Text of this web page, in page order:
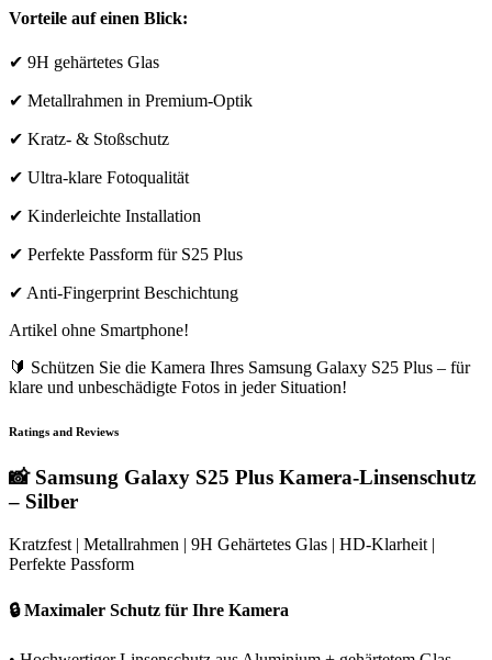
Vorteile auf einen Blick:
✔ 9H gehärtetes Glas
✔ Metallrahmen in Premium-Optik
✔ Kratz- & Stoßschutz
✔ Ultra-klare Fotoqualität
✔ Kinderleichte Installation
✔ Perfekte Passform für S25 Plus
✔ Anti-Fingerprint Beschichtung
Artikel ohne Smartphone!
🔰 Schützen Sie die Kamera Ihres Samsung Galaxy S25 Plus – für
klare und unbeschädigte Fotos in jeder Situation!
Ratings and Reviews
📸 Samsung Galaxy S25 Plus Kamera-Linsenschutz
– Silber
Kratzfest | Metallrahmen | 9H Gehärtetes Glas | HD-Klarheit |
Perfekte Passform
🔒 Maximaler Schutz für Ihre Kamera